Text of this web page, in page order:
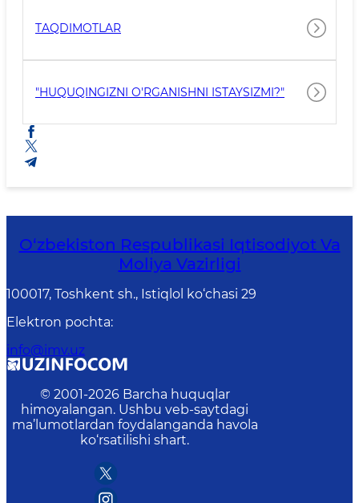
TAQDIMOTLAR
"HUQUQINGIZNI O'RGANISHNI ISTAYSIZMI?"
O‘zbekiston Respublikasi Iqtisodiyot Va
Moliya Vazirligi
100017, Toshkent sh., Istiqlol ko‘chasi 29
Elektron pochta:
info@imv.uz
© 2001-2026 Barcha huquqlar
himoyalangan. Ushbu veb-saytdagi
ma’lumotlardan foydalanganda havola
ko‘rsatilishi shart.